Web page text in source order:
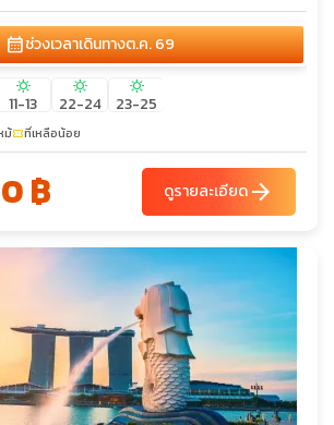
calendar_monthช่วงเวลาเดินทางต.ค. 69
sunny
11-13
sunny
22-24
sunny
23-25
ม้confirmation_numberที่เหลือน้อย
฿ ดูรายละเอียดarrow_forward